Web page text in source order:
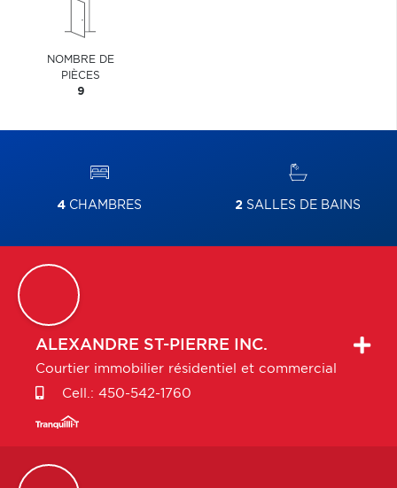
NOMBRE DE
PIÈCES
9
4 CHAMBRES 2 SALLES DE BAINS
ALEXANDRE ST-PIERRE INC.
Courtier immobilier résidentiel et commercial
Cell.: 450-542-1760